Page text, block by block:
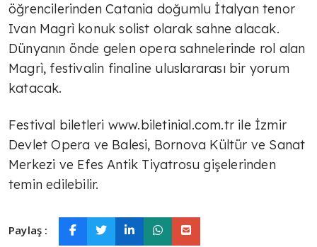
öğrencilerinden Catania doğumlu İtalyan tenor
Ivan Magrì konuk solist olarak sahne alacak.
Dünyanın önde gelen opera sahnelerinde rol alan
Magrì, festivalin finaline uluslararası bir yorum
katacak.
Festival biletleri www.biletinial.com.tr ile İzmir
Devlet Opera ve Balesi, Bornova Kültür ve Sanat
Merkezi ve Efes Antik Tiyatrosu gişelerinden
temin edilebilir.
Paylaş :